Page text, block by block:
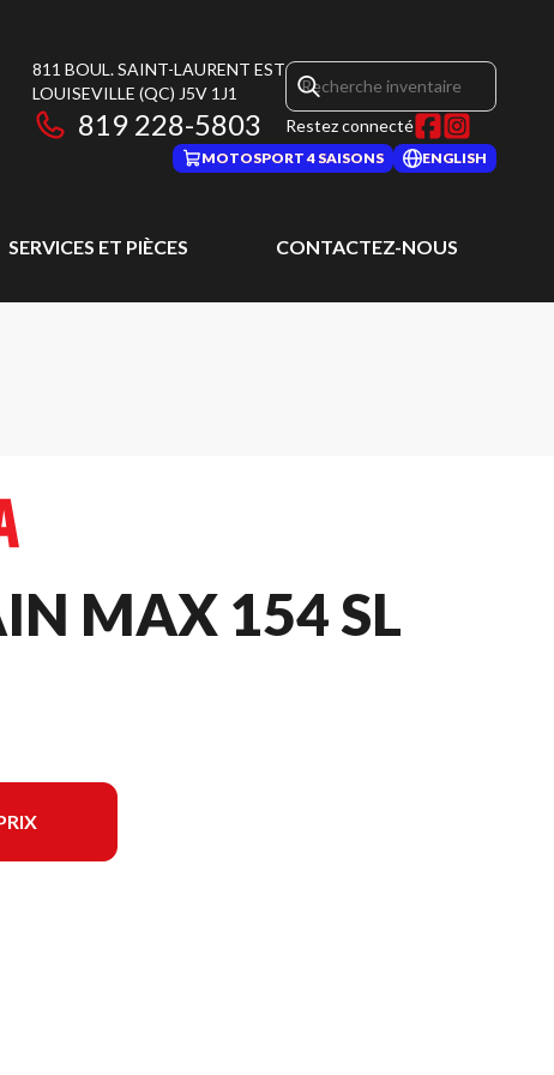
811 BOUL. SAINT-LAURENT EST
LOUISEVILLE (QC) J5V 1J1
819 228-5803 Restez connecté
MOTOSPORT 4 SAISONS ENGLISH
SERVICES ET PIÈCES CONTACTEZ-NOUS
MAX 154 SL